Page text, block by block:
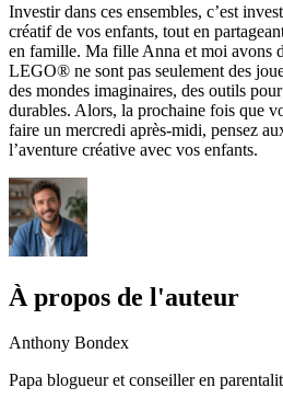
Investir dans ces ensembles, c’est
créatif de vos enfants, tout en
en famille. Ma fille Anna et moi avons
LEGO® ne sont pas seulement des
des mondes imaginaires, des outils
durables. Alors, la prochaine fois que
faire un mercredi après-midi, pensez
l’aventure créative avec vos enfants.
À propos de l'auteur
Anthony Bondex
Papa blogueur et conseiller en